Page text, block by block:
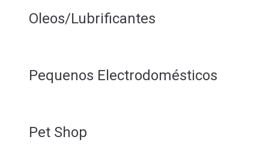
Oleos/Lubrificantes
Pequenos Electrodomésticos
Pet Shop